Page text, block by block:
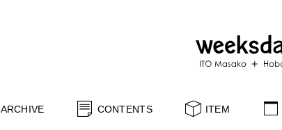
ARCHIVE CONTENTS ITEM